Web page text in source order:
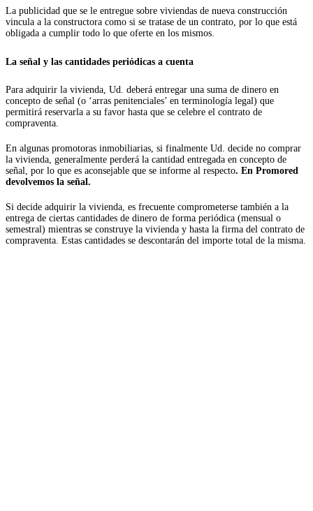
La publicidad que se le entregue sobre viviendas de nueva construcción
vincula a la constructora como si se tratase de un contrato, por lo que está
obligada a cumplir todo lo que oferte en los mismos.
La señal y las cantidades periódicas a cuenta
Para adquirir la vivienda, Ud. deberá entregar una suma de dinero en
concepto de señal (o ‘arras penitenciales’ en terminología legal) que
permitirá reservarla a su favor hasta que se celebre el contrato de
compraventa.
En algunas promotoras inmobiliarias, si finalmente Ud. decide no comprar
la vivienda, generalmente perderá la cantidad entregada en concepto de
señal, por lo que es aconsejable que se informe al respecto. En Promored
devolvemos la señal.
Si decide adquirir la vivienda, es frecuente comprometerse también a la
entrega de ciertas cantidades de dinero de forma periódica (mensual o
semestral) mientras se construye la vivienda y hasta la firma del contrato de
compraventa. Estas cantidades se descontarán del importe total de la misma.